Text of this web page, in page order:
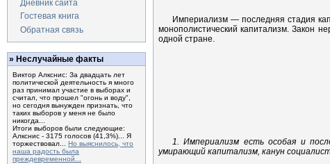
Дневник сайта
Гостевая книга
Обратная связь
» Неслучайные факты
Виктор Алкснис: За двадцать лет
политической деятельность я много
раз принимал участие в выборах и
считал, что прошел "огонь и воду",
но сегодня вынужден признать, что
таких выборов у меня не было
никогда...
Итоги выборов были следующие:
Алкснис - 3175 голосов (41,3%)... Я
торжествовал... Но выяснилось, что
наша радость была
преждевременной...
Империализм — последняя стадия
монополистический капитализм. Закон
одной стране.
1. Империализм есть особая и
умирающий капитализм, канун